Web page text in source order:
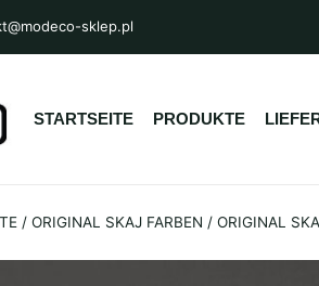
sklep.pl
STARTSEITE PRODUKTE
/ ORIGINAL SKAJ FARBEN / ORIGINAL